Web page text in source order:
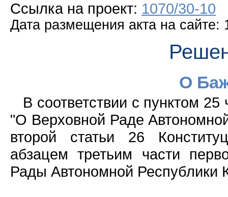
Ссылка на проект: 1070/30-10
Дата размещения акта на сайте:
О
В соответствии с пунктом
"О Верховной Раде
второй статьи 26
абзацем третьим части
Рады Автономной Республики